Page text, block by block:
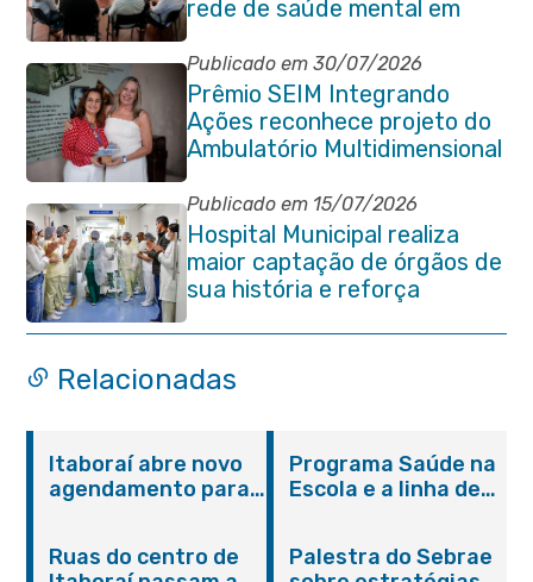
rede de saúde mental em
Itaboraí
Publicado em 30/07/2026
Prêmio SEIM Integrando
Ações reconhece projeto do
Ambulatório Multidimensional
da Pessoa Idosa de Itaboraí
Publicado em 15/07/2026
Hospital Municipal realiza
maior captação de órgãos de
sua história e reforça
compromisso com a vida
Relacionadas
Itaboraí abre novo
agendamento para
Programa Saúde na
Escola e a linha de
promovem
Ruas do centro de
Palestra do Sebrae